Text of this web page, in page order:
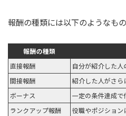
報酬の種類には以下のようなも
報酬の種類
直接報酬
自分が紹介した
間接報酬
紹介した人がさら
ボーナス
一定の条件達成で
ランクアップ報酬
役職やポジション